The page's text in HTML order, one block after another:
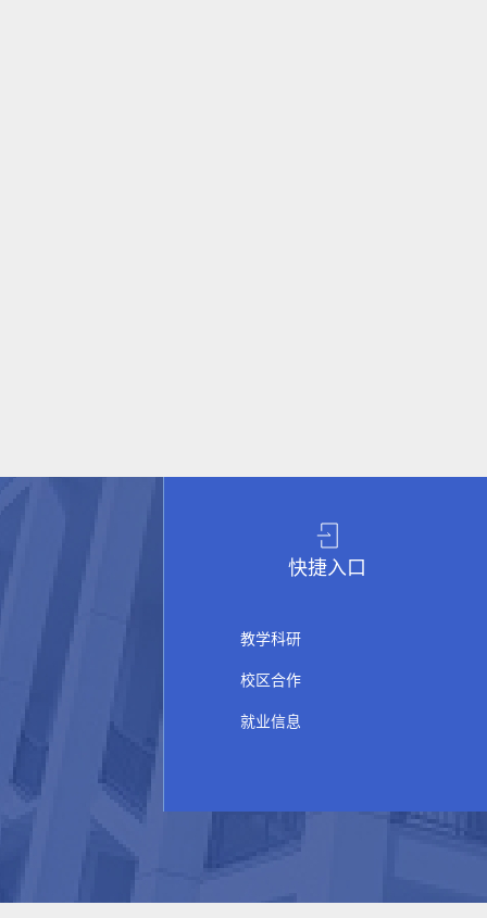
快捷入口
教学科研
校区合作
就业信息